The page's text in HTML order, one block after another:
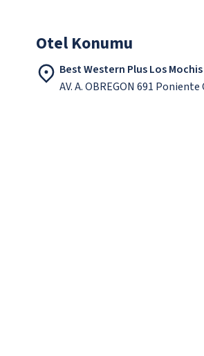
Otel Konumu
Best Western Plus Los Mochis
AV. A. OBREGON 691